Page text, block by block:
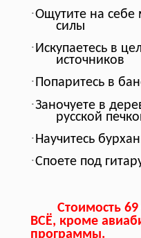
·Ощутите на
силы
· Искупаетесь в
источников
·Попаритесь в
·Заночуете в
русской
· Научитесь
·Споете под
Стоимость
ВСЁ, кроме
программы.